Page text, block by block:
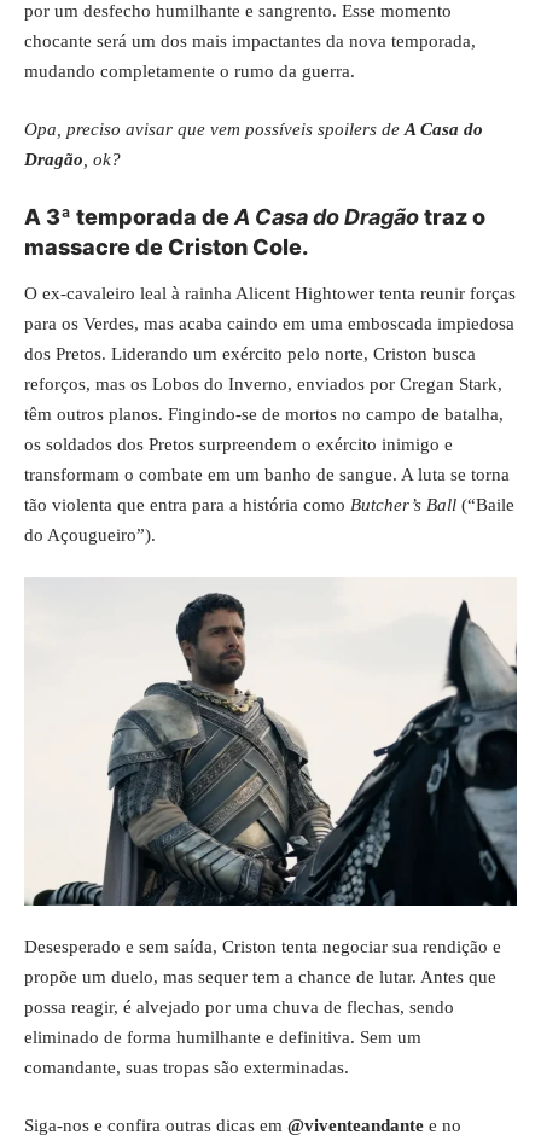
por um desfecho humilhante e sangrento. Esse momento
chocante será um dos mais impactantes da nova temporada,
mudando completamente o rumo da guerra.
Opa, preciso avisar que vem possíveis spoilers de A Casa do
Dragão , ok?
A 3ª temporada deA Casa do Dragãotraz o
massacre de Criston Cole.
O ex-cavaleiro leal à rainha Alicent Hightower tenta reunir forças
para os Verdes, mas acaba caindo em uma emboscada impiedosa
dos Pretos. Liderando um exército pelo norte, Criston busca
reforços, mas os Lobos do Inverno, enviados por Cregan Stark,
têm outros planos. Fingindo-se de mortos no campo de batalha,
os soldados dos Pretos surpreendem o exército inimigo e
transformam o combate em um banho de sangue. A luta se torna
tão violenta que entra para a história como Butcher’s Ball (“Baile
do Açougueiro”).
Desesperado e sem saída, Criston tenta negociar sua rendição e
propõe um duelo, mas sequer tem a chance de lutar. Antes que
possa reagir, é alvejado por uma chuva de flechas, sendo
eliminado de forma humilhante e definitiva. Sem um
comandante, suas tropas são exterminadas.
Siga-nos e confira outras dicas em @viventeandante e no